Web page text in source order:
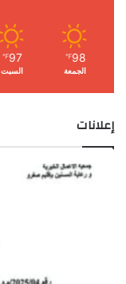
98
℉
الجمعة
97
℉
السبت
إعلانات